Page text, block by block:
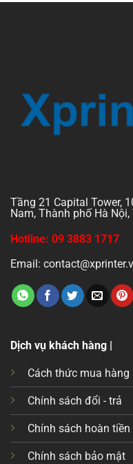
Tầng 21 Capital Tower,
Nam, Thành phố Hà Nội,
Hotline: 09 3883 1717
Email:
Dịch vụ khách hàng |
Cách thức mua hàng
Chính sách đổi - trả
Chính sách hoàn tiền
Chính sách bảo mật